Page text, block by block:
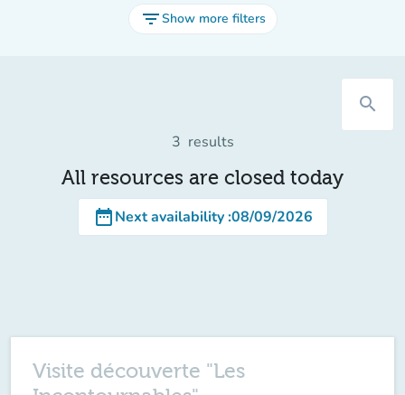
filter_listShow more filters
search
3 results
All resources are closed today
date_rangeNext availability:08/09/2026
Visite découverte "Les